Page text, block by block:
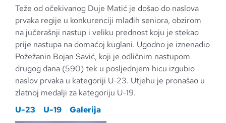
Teže od očekivanog Duje Matić je došao do naslova
prvaka regije u konkurenciji mlađih seniora, obzirom
na jučerašnji nastup i veliku prednost koju je stekao
prije nastupa na domaćoj kuglani. Ugodno je iznenadio
Požežanin Bojan Savić, koji je odličnim nastupom
drugog dana (590) tek u posljednjem hicu izgubio
naslov prvaka u kategoriji U-23. Utjehu je pronašao u
zlatnoj medalji za kategoriju U-19.
U-23
U-19 Galerija